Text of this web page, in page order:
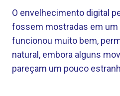
O envelhecimento digital
fossem mostradas em um
funcionou muito bem,
natural, embora alguns
pareçam um pouco